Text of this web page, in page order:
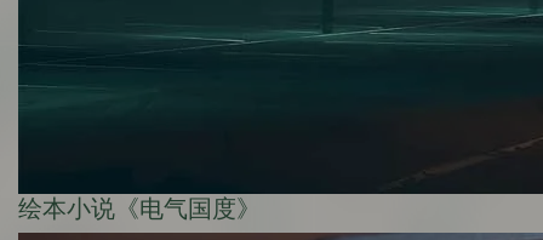
绘本小说《电气国度》